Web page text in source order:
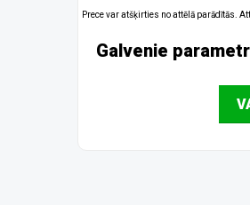
Prece var atšķirties no attēlā parādītās.
Galvenie